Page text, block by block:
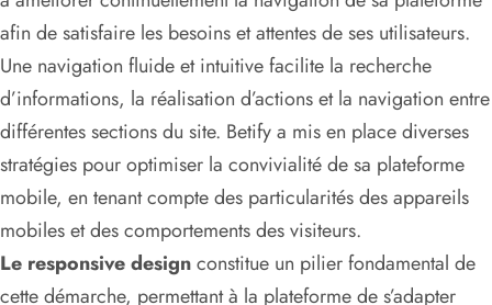
afin de satisfaire les besoins et attentes de ses utilisateurs.
Une navigation fluide et intuitive facilite la recherche
d’informations, la réalisation d’actions et la navigation entre
différentes sections du site. Betify a mis en place diverses
stratégies pour optimiser la convivialité de sa plateforme
mobile, en tenant compte des particularités des appareils
mobiles et des comportements des visiteurs.
Le responsive designconstitue un pilier fondamental de
cette démarche, permettant à la plateforme de s’adapter